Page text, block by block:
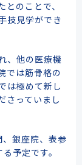
とのことで、
技見学ができ
、他の医療機
では筋骨格の
は極めて新し
さっていまし
銀座院、表参
予定です。